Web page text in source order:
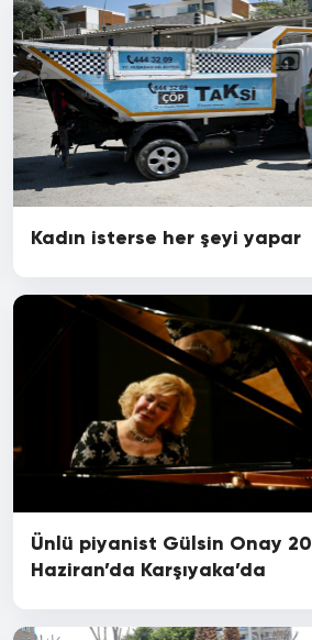
Kadın isterse her şeyi yapar
Ünlü piyanist Gülsin Onay 20
Haziran’da Karşıyaka’da